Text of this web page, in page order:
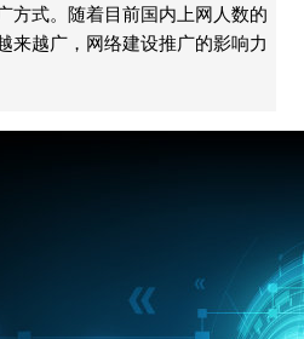
方式。随着目前国内上网人数的
来越广，网络建设推广的影响力